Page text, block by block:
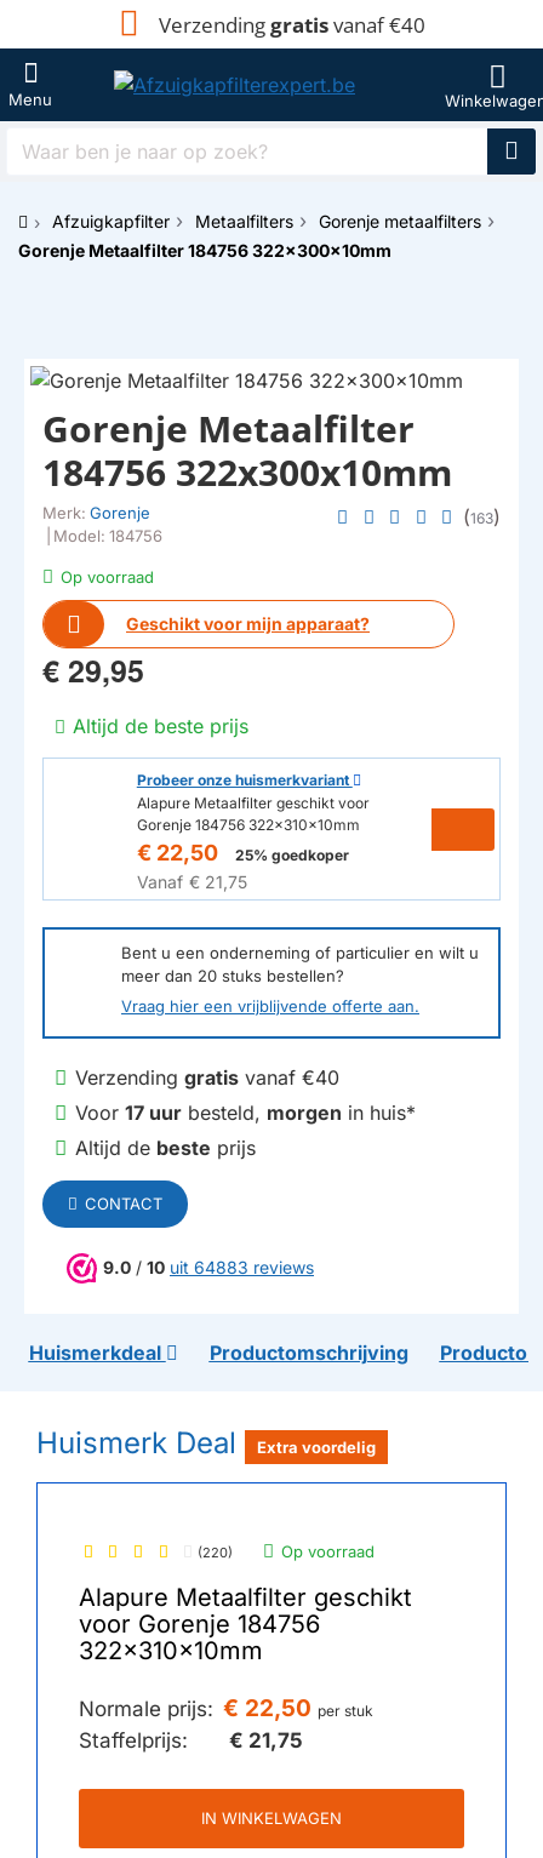
Verzendinggratisvanaf €40
Waar
naar
oph
Afzuigkapfilter Metaalfilters
Gorenje metaalfilters
Gorenje Metaalfilter 184756 322x300x10mm
Op voorraad
Geschikt voor mijn apparaat?
Gorenje Metaalfilter
184756 322x300x10mm
Merk: Gorenje
Model: 184756
(163)
€ 29,95
Altijd de beste prijs
Probeer onze huismerkvariant
Alapure Metaalfilter geschikt voor
Gorenje 184756 322x310x10mm
€ 22,50 25% goedkoper
Vanaf € 21,75
Bent u een onderneming of particulier en wilt u
meer dan 20 stuks bestellen?
Vraag hier een vrijblijvende offerte aan.
Verzending gratis vanaf €40
Voor 17 uur besteld, morgen in huis*
Altijd de beste prijs
CONTACT
9.0 / 10 uit 64883 reviews
Huismerkdeal Productomschrijving
Huismerk Deal Extra voordelig
(220) Op voorraad
Alapure Metaalfilter geschikt
voor Gorenje 184756
322x310x10mm
Normale prijs: € 22,50 per stuk
Staffelprijs: € 21,75
IN WINKELWAGEN